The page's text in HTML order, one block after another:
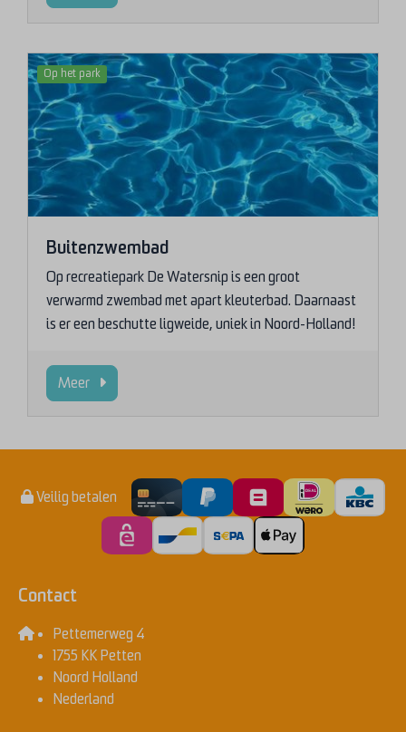
Op het park
Buitenzwembad
Op recreatiepark De Watersnip is een groot
verwarmd zwembad met apart kleuterbad. Daarnaast
is er een beschutte ligweide, uniek in Noord-Holland!
Meer
Veilig betalen
Contact
Pettemerweg 4
1755 KK Petten
Noord Holland
Nederland